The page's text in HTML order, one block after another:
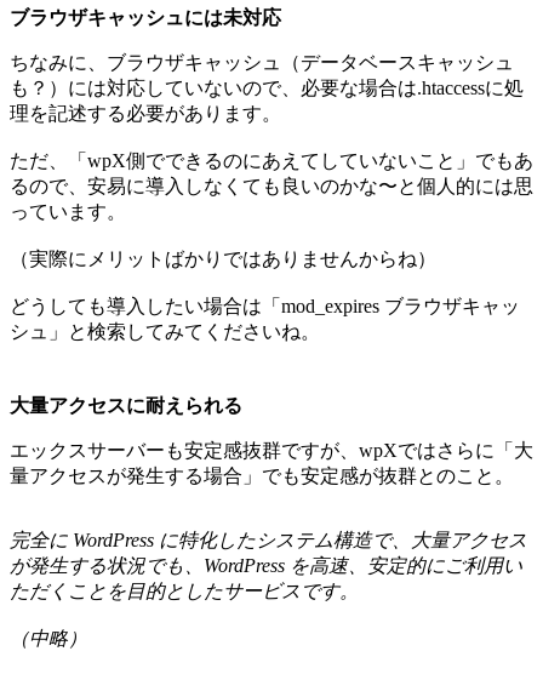
ブラウザキャッシュには未対応
ちなみに、ブラウザキャッシュ（データベースキャッシュ
も？）には対応していないので、必要な場合は.htaccessに処
理を記述する必要があります。
ただ、「wpX側でできるのにあえてしていないこと」でもあ
るので、安易に導入しなくても良いのかな〜と個人的には思
っています。
（実際にメリットばかりではありませんからね）
どうしても導入したい場合は「mod_expires ブラウザキャッ
シュ」と検索してみてくださいね。
大量アクセスに耐えられる
エックスサーバーも安定感抜群ですが、wpXではさらに「大
量アクセスが発生する場合」でも安定感が抜群とのこと。
完全に WordPress に特化したシステム構造で、大量アクセス
が発生する状況でも、WordPress を高速、安定的にご利用い
ただくことを目的としたサービスです。
（中略）